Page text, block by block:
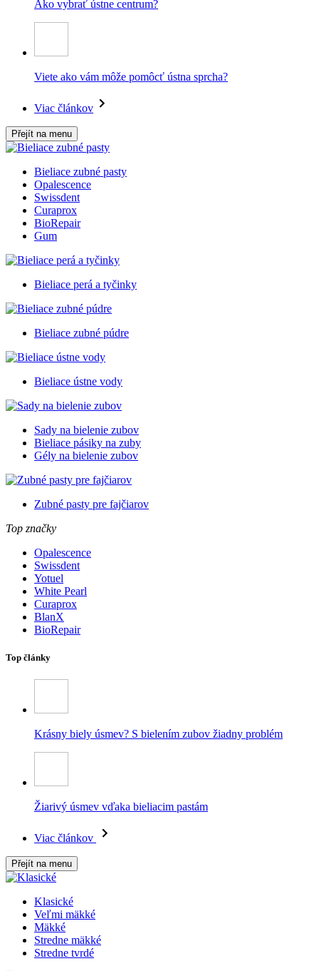
Ako vybrať ústne centrum?
Viete ako vám môže pomôcť ústna sprcha?
Viac článkov
Přejít na menu
Bieliace zubné pasty
Opalescence
Swissdent
Curaprox
BioRepair
Gum
Bieliace perá a tyčinky
Bieliace zubné púdre
Bieliace ústne vody
Sady na bielenie zubov
Bieliace pásiky na zuby
Gély na bielenie zubov
Zubné pasty pre fajčiarov
Top značky
Opalescence
Swissdent
Yotuel
White Pearl
Curaprox
BlanX
BioRepair
Top články
Krásny biely úsmev? S bielením zubov žiadny problém
Žiarivý úsmev vďaka bieliacim pastám
Viac článkov
Přejít na menu
Klasické
Veľmi mäkké
Mäkké
Stredne mäkké
Stredne tvrdé